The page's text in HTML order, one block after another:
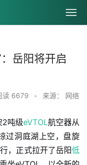
岳阳将开启
读 6679 • 来源： 网络
2吨级eVTOL航空器从
过洞庭湖上空，盘旋
，正式拉开了岳阳低